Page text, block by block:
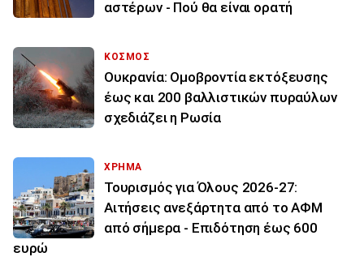
αστέρων - Πού θα είναι ορατή
ΚΟΣΜΟΣ
Ουκρανία: Ομοβροντία εκτόξευσης
έως και 200 βαλλιστικών πυραύλων
σχεδιάζει η Ρωσία
ΧΡΗΜΑ
Τουρισμός για Όλους 2026-27:
Αιτήσεις ανεξάρτητα από το ΑΦΜ
από σήμερα - Επιδότηση έως 600
ευρώ